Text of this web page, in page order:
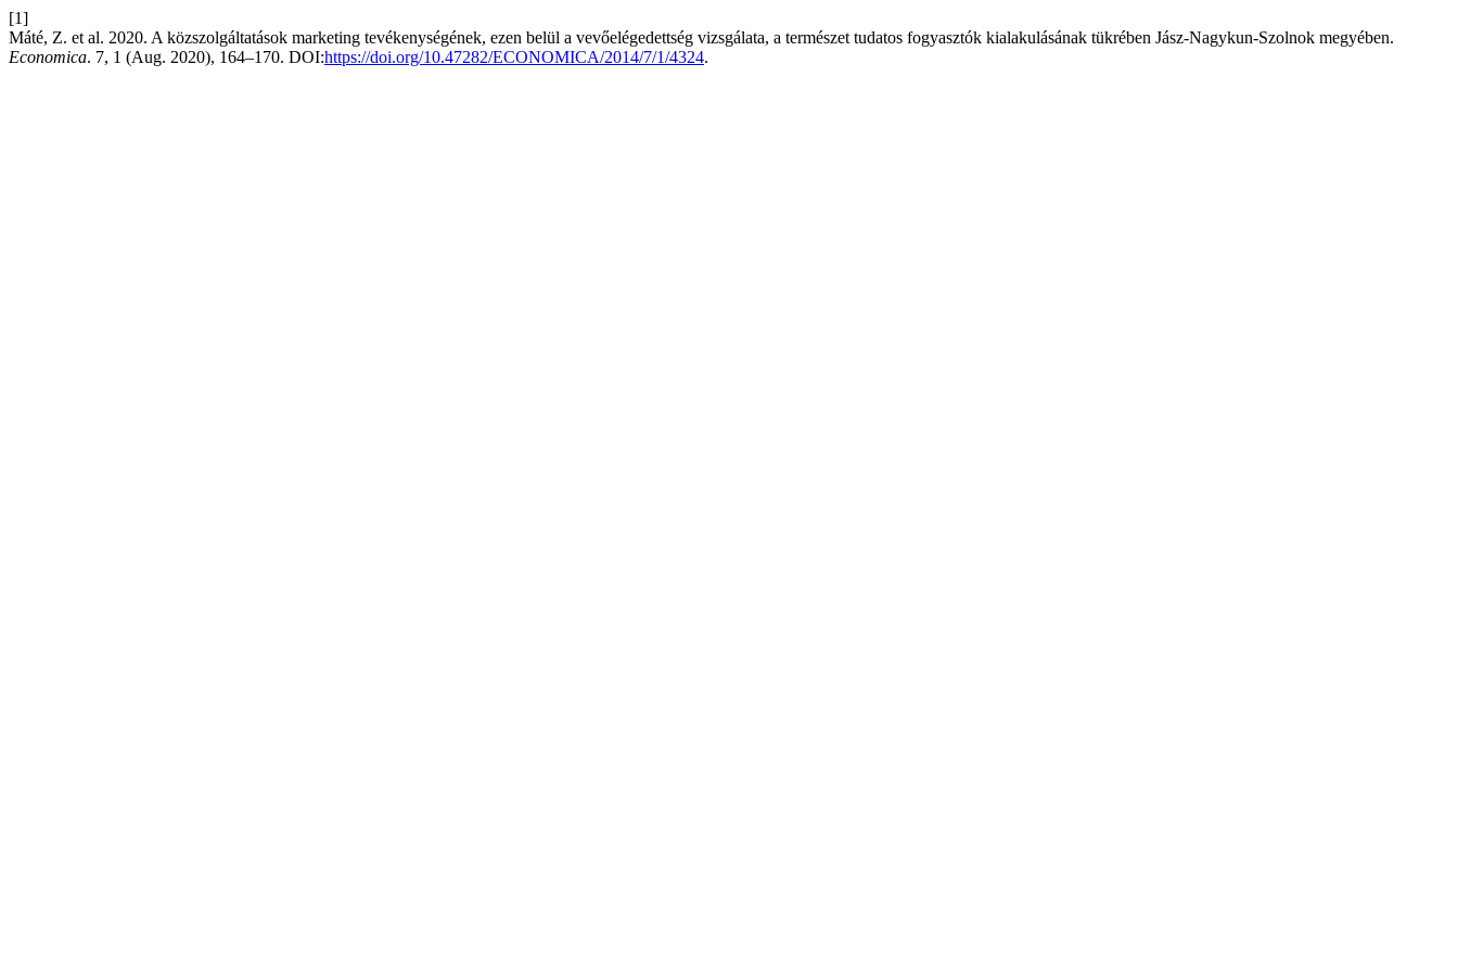
[1]
Máté, Z. et al. 2020. A közszolgáltatások marketing tevékenységének, ezen belül a vevőelégedettség vizsgálata, a természet tudatos fogyasztók kialakulásának tükrében Jász-Nagykun-Szolnok megyében.
Economica. 7, 1 (Aug. 2020), 164–170. DOI:https://doi.org/10.47282/ECONOMICA/2014/7/1/4324.